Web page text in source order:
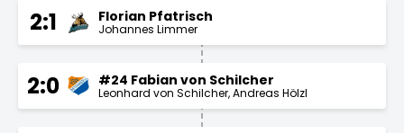
2:1 Florian Pfatrisch
Johannes Limmer
2:0 #24 Fabian von Schilcher
Leonhard von Schilcher Andreas Hölzl